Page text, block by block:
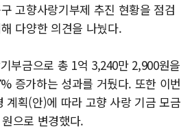
고향사랑기부제 추진 현황을 점검
다양한 의견을 나눴다.
부금으로 총 1억 3,240만 2,900원을
증가하는 성과를 거뒀다. 또한 이번
계획(안)에 따라 고향 사랑 기금 모금
으로 변경했다.